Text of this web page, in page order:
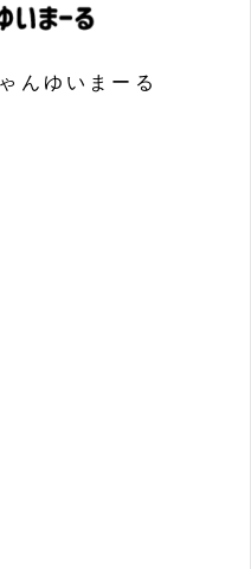
んゆいまーる